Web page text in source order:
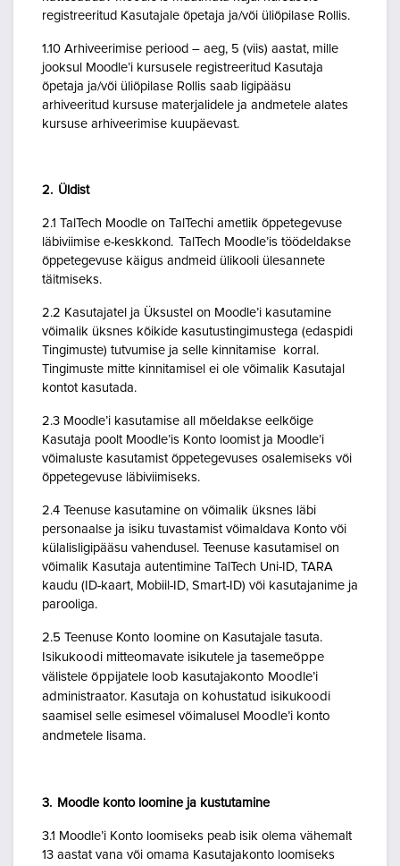
registreeritud Kasutajale õpetaja ja/või üliõpilase Rollis.
1.10 Arhiveerimise periood – aeg, 5 (viis) aastat, mille
jooksul Moodle’i kursusele registreeritud Kasutaja
õpetaja ja/või üliõpilase Rollis saab ligipääsu
arhiveeritud kursuse materjalidele ja andmetele alates
kursuse arhiveerimise kuupäevast.
2. Üldist
2.1 TalTech Moodle on TalTechi ametlik õppetegevuse
läbiviimise e-keskkond. TalTech Moodle’is töödeldakse
õppetegevuse käigus andmeid ülikooli ülesannete
täitmiseks.
2.2 Kasutajatel ja Üksustel on Moodle’i kasutamine
võimalik üksnes kõikide kasutustingimustega (edaspidi
Tingimuste) tutvumise ja selle kinnitamise korral.
Tingimuste mitte kinnitamisel ei ole võimalik Kasutajal
kontot kasutada.
2.3 Moodle’i kasutamise all mõeldakse eelkõige
Kasutaja poolt Moodle’is Konto loomist ja Moodle’i
võimaluste kasutamist õppetegevuses osalemiseks või
õppetegevuse läbiviimiseks.
2.4 Teenuse kasutamine on võimalik üksnes läbi
personaalse ja isiku tuvastamist võimaldava Konto või
külalisligipääsu vahendusel. Teenuse kasutamisel on
võimalik Kasutaja autentimine TalTech Uni-ID, TARA
kaudu (ID-kaart, Mobiil-ID, Smart-ID) või kasutajanime ja
parooliga.
2.5 Teenuse Konto loomine on Kasutajale tasuta.
Isikukoodi mitteomavate isikutele ja tasemeõppe
välistele õppijatele loob kasutajakonto Moodle’i
administraator. Kasutaja on kohustatud isikukoodi
saamisel selle esimesel võimalusel Moodle’i konto
andmetele lisama.
3. Moodle konto loomine ja kustutamine
3.1 Moodle’i Konto loomiseks peab isik olema vähemalt
13 aastat vana või omama Kasutajakonto loomiseks